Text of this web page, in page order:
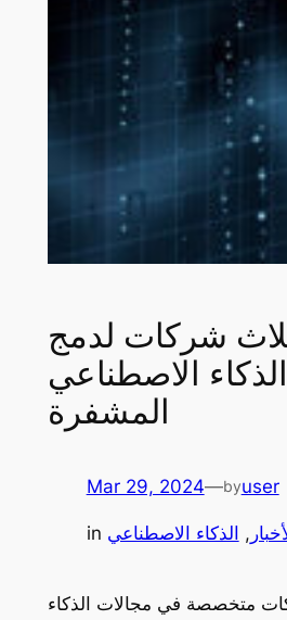
شركات لدمج
الاصطناعي
المشفرة
Mar 29, 2024—byuser
in , الذكاء الاصطناعي
متخصصة في مجالات الذكاء